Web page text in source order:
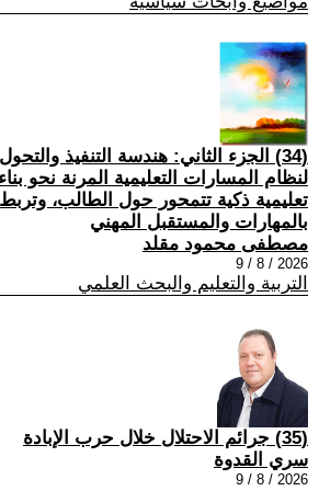
(34) الجزء الثاني: هندسة التنفيذ
لنظام المسارات التعليمية المرنة نحو
تعليمية ذكية تتمحور حول الطالب، وتربط
بالمهارات والمستقبل المهني
مصطفى محمود مقلد
2026 / 8 / 9
التربية والتعليم والبحث العلمي
(35) جرائم الاحتلال خلال حرب الإبادة
سري القدوة
2026 / 8 / 9